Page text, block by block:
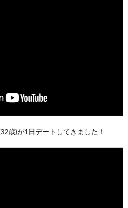
歳)が1日デートしてきました！